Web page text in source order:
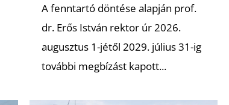
A fenntartó döntése alapján prof.
dr. Erős István rektor úr 2026.
augusztus 1-jétől 2029. július 31-ig
további megbízást kapott...